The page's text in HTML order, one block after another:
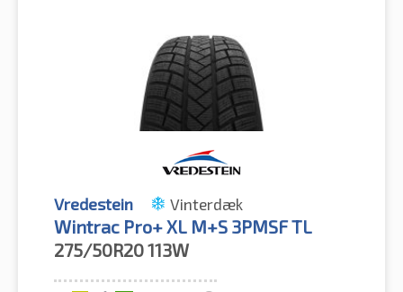
Vredestein Vinterdæk
Wintrac Pro+ XL M+S 3PMSF TL
275/50R20113W